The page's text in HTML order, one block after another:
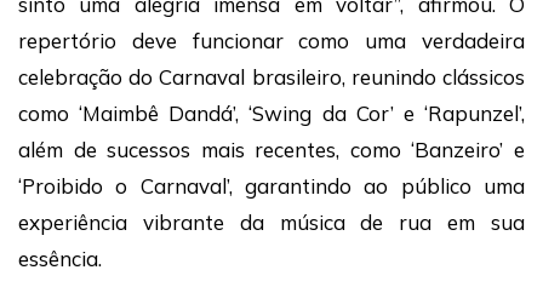
repertório deve funcionar como uma verdadeira
celebração do Carnaval brasileiro, reunindo clássicos
como ‘Maimbê Dandá’, ‘Swing da Cor’ e ‘Rapunzel’,
além de sucessos mais recentes, como ‘Banzeiro’ e
‘Proibido o Carnaval’, garantindo ao público uma
experiência vibrante da música de rua em sua
essência.